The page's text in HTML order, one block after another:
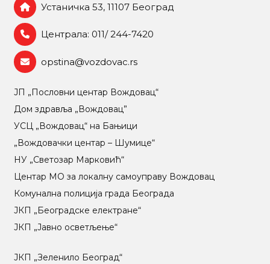
Устаничка 53, 11107 Београд
Централа: 011/ 244-7420
opstina@vozdovac.rs
ЈП „Пословни центар Вождовац“
Дом здравља „Вождовац”
УСЦ „Вождовац“ на Бањици
„Вождовачки центар – Шумице“
НУ „Светозар Марковић“
Центар МO за локалну самоуправу Вождовац
Комунална полиција града Београда
ЈКП „Београдске електране“
ЈКП „Јавно осветљење“
ЈКП „Зеленило Београд“